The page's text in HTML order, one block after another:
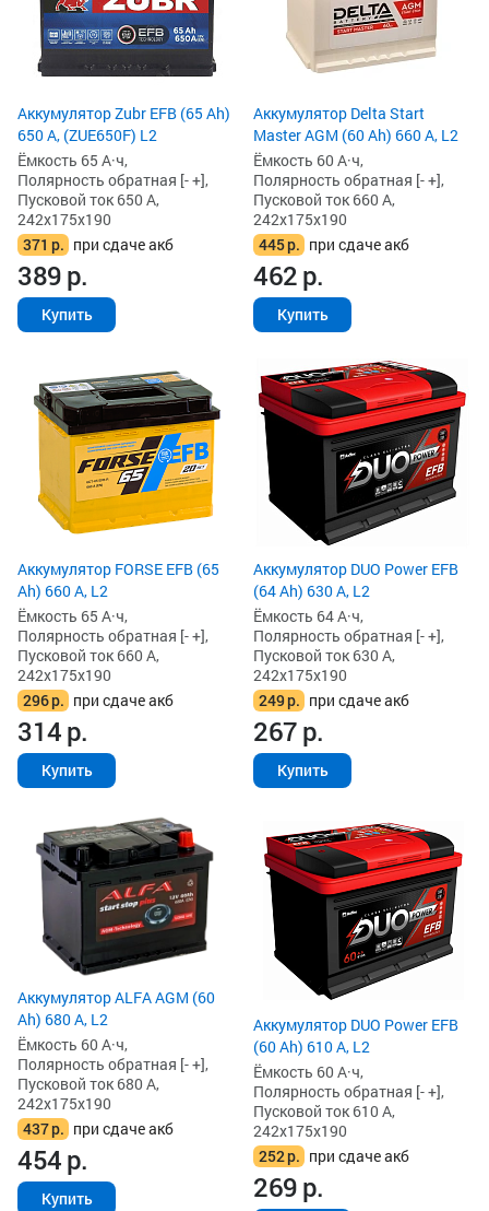
Аккумулятор Zubr EFB (65 Ah)
650 А, (ZUE650F) L2
Ёмкость 65 А·ч,
Полярность обратная [- +],
Пусковой ток 650 А,
242x175x190
371 р. при сдаче акб
389р.
Купить
Аккумулятор Delta Start
Master AGM (60 Ah) 660 А, L2
Ёмкость 60 А·ч,
Полярность обратная [- +],
Пусковой ток 660 А,
242x175x190
445р. при сдаче акб
462р.
Купить
Аккумулятор FORSE EFB (65
Ah) 660 А, L2
Ёмкость 65 А·ч,
Полярность обратная [- +],
Пусковой ток 660 А,
242x175x190
296р. при сдаче акб
314р.
Купить
Аккумулятор DUO Power EFB
(64 Ah) 630 А, L2
Ёмкость 64 А·ч,
Полярность обратная [- +],
Пусковой ток 630 А,
242x175x190
249р. при сдаче акб
267р.
Купить
Аккумулятор ALFA AGM (60
Ah) 680 А, L2
Ёмкость 60 А·ч,
Полярность обратная [- +],
Пусковой ток 680 А,
242x175x190
437р. при сдаче акб
454р.
Купить
Аккумулятор DUO Power EFB
(60 Ah) 610 А, L2
Ёмкость 60 А·ч,
Полярность обратная [- +],
Пусковой ток 610 А,
242x175x190
252р. при сдаче акб
269р.